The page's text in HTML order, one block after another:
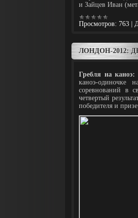
и Зайцев Иван
Просмотров: 763
ЛОНДОН-2012:
Гребля на каноэ:
каноэ-одиночке
соревнований в
четвертый
победителя и